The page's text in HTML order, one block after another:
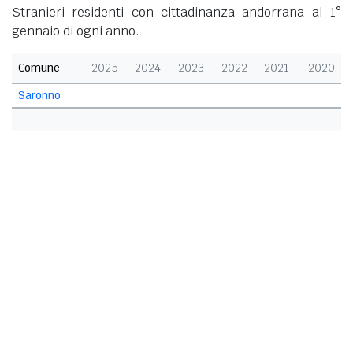
Stranieri residenti con cittadinanza andorrana al 1°
gennaio di ogni anno.
Comune 2025 2024 2023 2022 2021
2020
Saronno